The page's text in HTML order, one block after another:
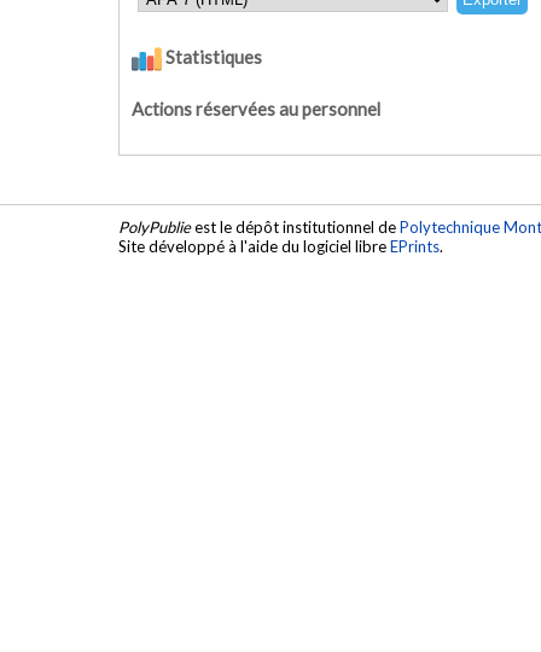
Statistiques
Actions réservées au personnel
PolyPublieest le dépôt institutionnel dePolytechnique
Site développé à l'aide du logiciel libreEPrints.